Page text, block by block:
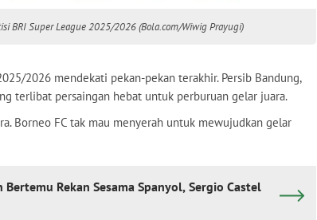
BRI Super League 2025/2026 (Bola.com/Wiwig Prayugi)
2026 mendekati pekan-pekan terakhir. Persib Bandung,
terlibat persaingan hebat untuk perburuan gelar juara.
Borneo FC tak mau menyerah untuk mewujudkan gelar
Bertemu Rekan Sesama Spanyol, Sergio Castel